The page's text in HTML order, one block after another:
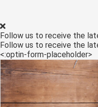
Follow us to receive the
Follow us to receive the
<:optin-form-placeholder>